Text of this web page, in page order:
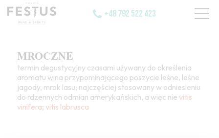
+48 792 522 423
MROCZNE
termin degustycyjny czasami używany do określenia
aromatu wina przypominającego poszycie leśne, leśne
jagody, mrok lasu; najczęściej stosowany w odniesieniu
do rdzennych odmian amerykańskich, a więc nie vitis
vinifera; vitis labrusca